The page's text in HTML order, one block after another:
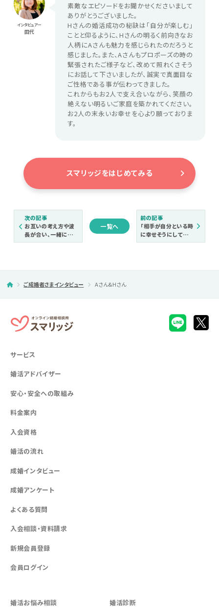
素敵なエピソードをお聞かせくださいまして
ありがとうございました。
Hさんの婚活成功の秘訣は「自分が楽しむ」
ことと仰るように、Hさんの明るく前向きなお
人柄にAさんも魅力を感じられたのだろうと
感じました。また、Aさんもプロポーズの時の
緊張されたご様子など、改めて照れくさそう
にお話して下さいましたが、誠実で真面目な
ご性格である事が伝わってきました。
これからもお2人で支え合いながら、笑顔の
絶えない明るいご家庭を築かれてください。
お2人の末永いお幸せを心より願っておりま
す。
インタビュアー
田代
スマリッジをはじめてみる
次の記事
お互いの考え方や波
長が合い、一緒にいて
居心地が良いと感じ
一覧へ
前の記事
「相手が自分といる時
に幸せそうにしている
と、自分も幸せな気持
ご成婚者さまインタビュー
Aさん&Hさん
サービス
婚活アドバイザー
安心・安全への取組み
料金案内
入会資格
婚活の流れ
成婚インタビュー
成婚アンケート
よくある質問
入会相談・資料請求
新規会員登録
会員ログイン
婚活お悩み相談 婚活診断